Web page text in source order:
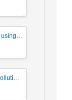
Investigation of soil stabilization using cement and rice husk ash and the reduction of destructive environmental impacts
Does Militarization Lead to Air Pollution? Testing the Arms Versus Climate Hypothesis for the MENA Region